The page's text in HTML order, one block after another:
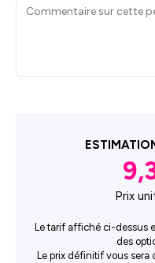
Prix
Le tarif affiché ci-dessus
des
Le prix définitif vous